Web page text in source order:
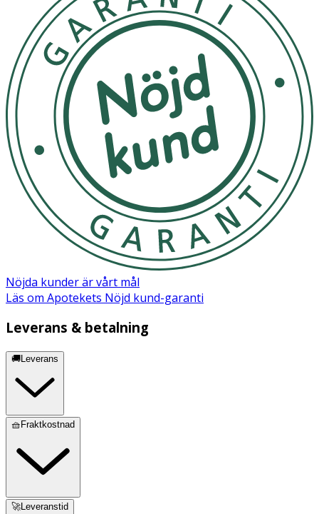
Nöjda kunder är vårt mål
Läs om Apotekets Nöjd kund-garanti
Leverans & betalning
🚚Leverans
🧺Fraktkostnad
🚀Leveranstid